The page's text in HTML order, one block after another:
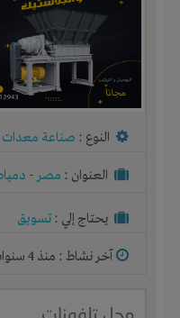
النوع : صناعة معدات
العنوان : مصر-
يحتاج إلي : تسويق
آخر نشاط : منذ 4 سنوات
محل تلفونات